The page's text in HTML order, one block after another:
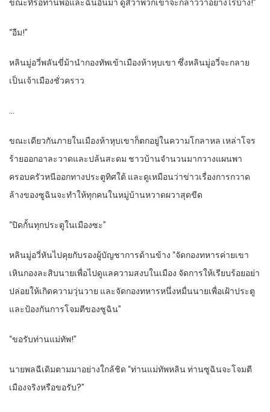
ขณะที่รอท่านพ่อและฉินอินมา ดูสิว่าพวกเขาจะกล่าวว่าอย่างไรบ้าง!”
“อืม!”
หลินมู่อวี่พลันขี่ม้านำกองทัพเข้าเมืองห้าหุบเขา ซึ่งหลินมู่อวี่จะกลาย
เป็นเจ้าเมืองชั่วคราว
…
ขณะเดียวกันภายในเมืองห้าหุบเขาก็ตกอยู่ในความโกลาหล เหล่าโจร
ร้ายออกอาละวาดและปล้นสะดม ชาวบ้านจำนวนมากวางแผนพา
ครอบครัวหนีออกทางประตูทิศใต้ และดูเหมือนว่าข่าวเรื่องการกวาด
ล้างของซูฉินจะทำให้ทุกคนในหมู่บ้านหวาดผวาสุดขีด
“ปิดกั้นทุกประตูในเมืองซะ”
หลินมู่อวี่หันไปคุยกับรองผู้บัญชาการด้านข้าง “จัดกองทหารค่ายเขา
เหินกองละสิบนายเพื่อไปดูแลความสงบในเมือง จัดการให้เรียบร้อยอย่า
ปล่อยให้เกิดความวุ่นวาย และจัดกองทหารหนึ่งหมื่นนายเพื่อเฝ้าประตู
และป้องกันการโจมตีของซูฉิน”
“ขอรับท่านแม่ทัพ!”
นายพลฉีเดิมตามมาอย่างใกล้ชิด “ท่านแม่ทัพหลิน ท่านซูฉินจะโจมตี
เมืองจริงหรือขอรับ?”